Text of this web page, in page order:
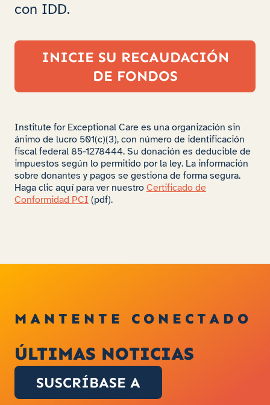
con IDD.
INICIE SU RECAUDACIÓN
DE FONDOS
Institute for Exceptional Care es una organización sin
ánimo de lucro 501(c)(3), con número de identificación
fiscal federal 85-1278444. Su donación es deducible de
impuestos según lo permitido por la ley. La información
sobre donantes y pagos se gestiona de forma segura.
Haga clic aquí para ver nuestro Certificado de
Conformidad PCI (pdf).
MANTENTE CONECTADO
ÚLTIMAS NOTICIAS
SUSCRÍBASE A